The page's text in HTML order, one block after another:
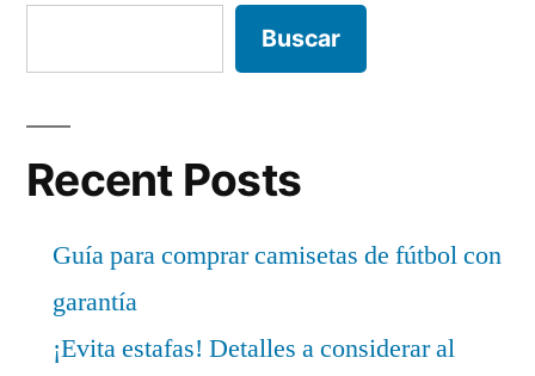
Buscar
Recent Posts
Guía para comprar camisetas de fútbol con
garantía
¡Evita estafas! Detalles a considerar al